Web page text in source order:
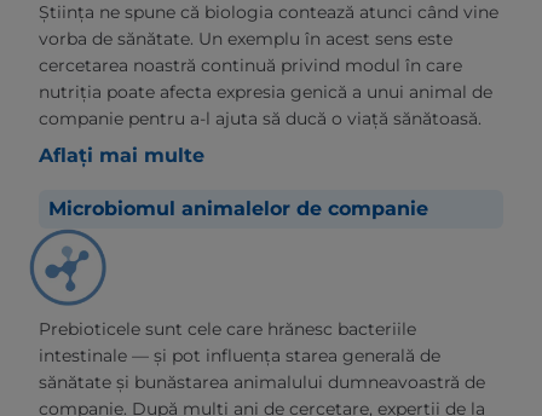
Știința ne spune că biologia contează atunci când vine
vorba de sănătate. Un exemplu în acest sens este
cercetarea noastră continuă privind modul în care
nutriția poate afecta expresia genică a unui animal de
companie pentru a-l ajuta să ducă o viață sănătoasă.
Aflați mai multe
Microbiomul animalelor de companie
Prebioticele sunt cele care hrănesc bacteriile
intestinale — și pot influența starea generală de
sănătate și bunăstarea animalului dumneavoastră de
companie. După mulți ani de cercetare, experții de la